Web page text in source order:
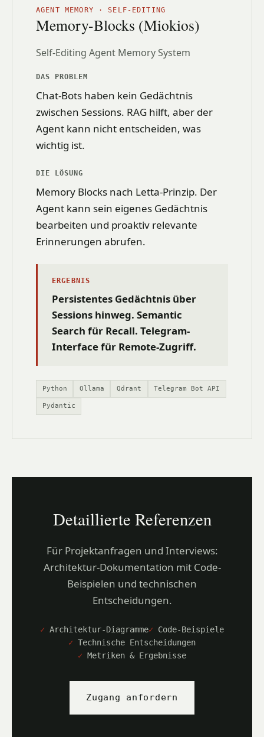
AGENT MEMORY · SELF-EDITING
Memory-Blocks (Miokios)
Self-Editing Agent Memory System
DAS PROBLEM
Chat-Bots haben kein Gedächtnis
zwischen Sessions. RAG hilft, aber der
Agent kann nicht entscheiden, was
wichtig ist.
DIE LÖSUNG
Memory Blocks nach Letta-Prinzip. Der
Agent kann sein eigenes Gedächtnis
bearbeiten und proaktiv relevante
Erinnerungen abrufen.
ERGEBNIS
Persistentes Gedächtnis über
Sessions hinweg. Semantic
Search für Recall. Telegram-
Interface für Remote-Zugriff.
Python Ollama Qdrant Telegram Bot API
Pydantic
Detaillierte Referenzen
Für Projektanfragen und Interviews:
Architektur-Dokumentation mit Code-
Beispielen und technischen
Entscheidungen.
Architektur-Diagramme
Code-Beispiele
Technische Entscheidungen
Metriken & Ergebnisse
Zugang anfordern